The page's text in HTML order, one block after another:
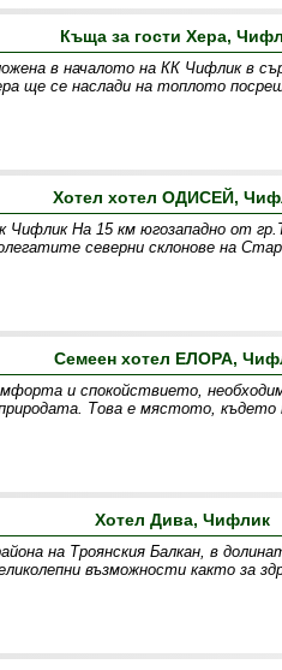
Къща за гости Хера,
в началото на КК Чифлик в
ще се наслади на топлото
Хотел хотел ОДИСЕЙ,
Чифлик На 15 км югозападно от
северни склонове на
Семеен хотел ЕЛОРА,
и спокойствието,
природата. Това е мястото,
Хотел Дива, Чифлик
на Троянския Балкан, в
възможности както за